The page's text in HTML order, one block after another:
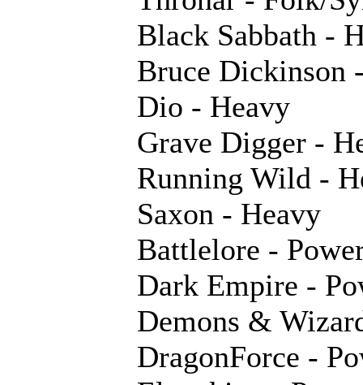
Black Sabbath -
Bruce Dickinson
Dio - Heavy
Grave Digger -
Running Wild -
Saxon - Heavy
Battlelore -
Dark Empire -
Demons &
DragonForce -